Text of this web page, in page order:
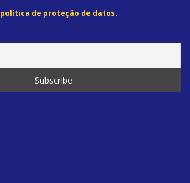
política de proteção de datos.